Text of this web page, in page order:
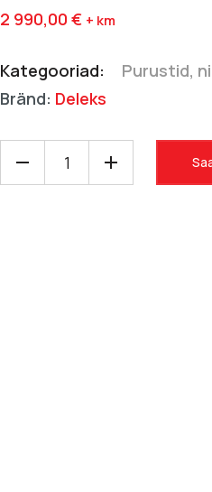
2 990,00€ + km
Kategooriad: Purustid,
Bränd: Deleks